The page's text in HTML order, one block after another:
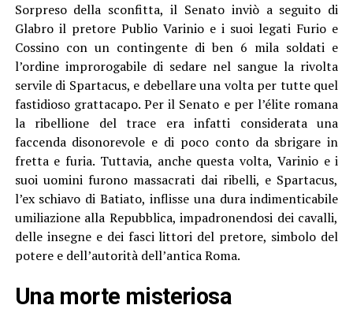
Sorpreso della sconfitta, il Senato inviò a seguito di
Glabro il pretore Publio Varinio e i suoi legati Furio e
Cossino con un contingente di ben 6 mila soldati e
l’ordine improrogabile di sedare nel sangue la rivolta
servile di Spartacus, e debellare una volta per tutte quel
fastidioso grattacapo. Per il Senato e per l’élite romana
la ribellione del trace era infatti considerata una
faccenda disonorevole e di poco conto da sbrigare in
fretta e furia. Tuttavia, anche questa volta, Varinio e i
suoi uomini furono massacrati dai ribelli, e Spartacus,
l’ex schiavo di Batiato, inflisse una dura indimenticabile
umiliazione alla Repubblica, impadronendosi dei cavalli,
delle insegne e dei fasci littori del pretore, simbolo del
potere e dell’autorità dell’antica Roma.
Una morte misteriosa